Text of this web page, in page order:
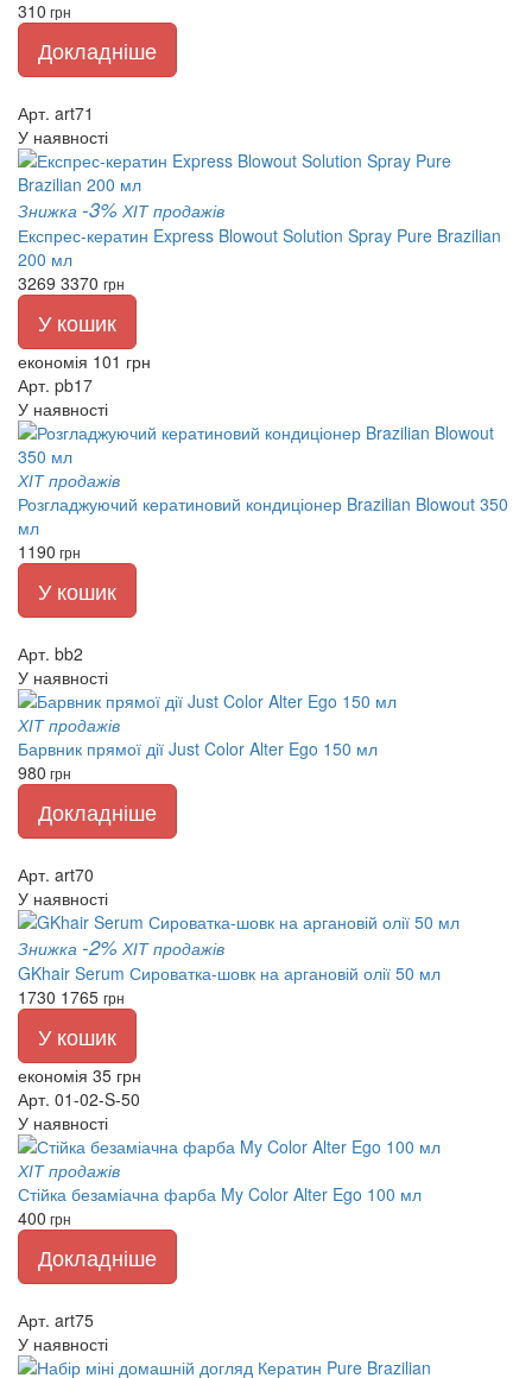
310 грн
Докладніше
Арт. art71
У наявності
Знижка -3% ХІТ продажів
Експрес-кератин Express Blowout Solution Spray Pure Brazilian
200 мл
3269 3370 грн
У кошик
економія 101 грн
Арт. pb17
У наявності
ХІТ продажів
Розгладжуючий кератиновий кондиціонер Brazilian Blowout 350
мл
1190 грн
У кошик
Арт. bb2
У наявності
ХІТ продажів
Барвник прямої дії Just Color Alter Ego 150 мл
980 грн
Докладніше
Арт. art70
У наявності
Знижка -2% ХІТ продажів
GKhair Serum Сироватка-шовк на аргановій олії 50 мл
1730 1765 грн
У кошик
економія 35 грн
Арт. 01-02-S-50
У наявності
ХІТ продажів
Стійка безаміачна фарба My Color Alter Ego 100 мл
400 грн
Докладніше
Арт. art75
У наявності